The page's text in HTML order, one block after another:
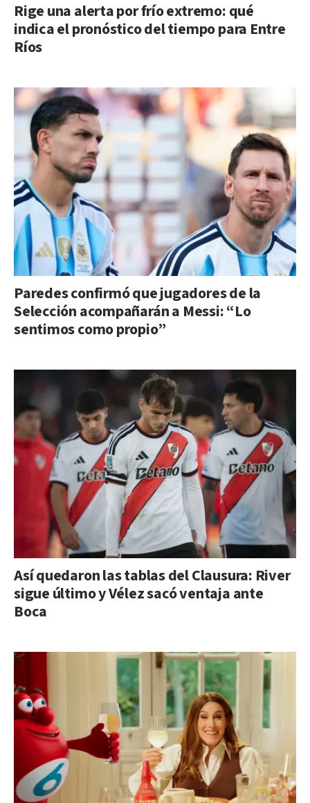
Rige una alerta por frío extremo: qué
indica el pronóstico del tiempo para Entre
Ríos
Paredes confirmó que jugadores de la
Selección acompañarán a Messi: “Lo
sentimos como propio”
Así quedaron las tablas del Clausura: River
sigue último y Vélez sacó ventaja ante
Boca